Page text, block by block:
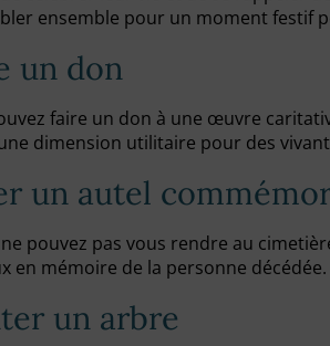
ensemble pour un moment festif
un don
faire un don à une œuvre
dimension utilitaire pour des
un autel
ne pouvez pas vous rendre au
en mémoire de la personne décédée.
un arbre